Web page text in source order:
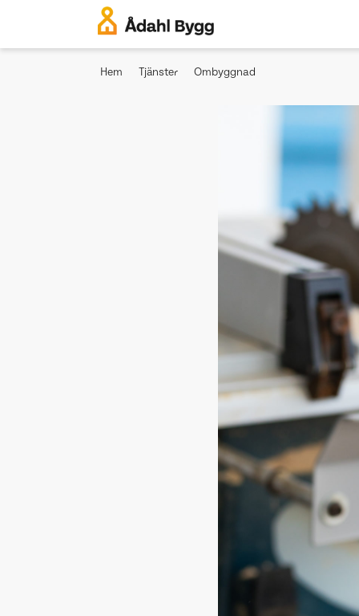
Hem Tjänster Ombyggnad